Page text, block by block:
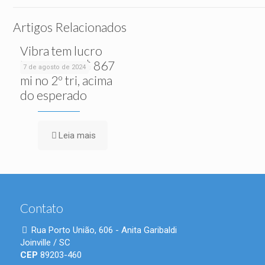
Artigos Relacionados
7 de agosto de 2024
Vibra tem lucro
líquido de R$ 867
mi no 2º tri, acima
do esperado
Leia mais
Contato
Rua Porto União, 606 - Anita Garibaldi
Joinville / SC
CEP 89203-460